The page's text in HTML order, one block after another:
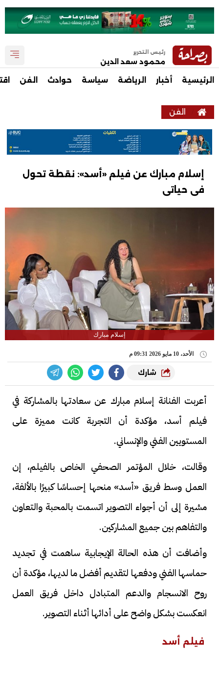
رئيس التحرير
محمود سعد الدين
الرئيسية أخبار الرياضة سياسة حوادث الفن
الفن
إسلام مبارك عن فيلم «أسد»: نقطة تحول
فى حياتى
إسلام مبارك
الأحد، 10 مايو 2026 09:31 م
شارك
أعربت الفنانة إسلام مبارك عن سعادتها بالمشاركة في
فيلم أسد، مؤكدة أن التجربة كانت مميزة على
المستويين الفني والإنساني.
وقالت، خلال المؤتمر الصحفي الخاص بالفيلم، إن
العمل وسط فريق «أسد» منحها إحساسًا كبيرًا بالألفة،
مشيرة إلى أن أجواء التصوير اتسمت بالمحبة والتعاون
والتفاهم بين جميع المشاركين.
وأضافت أن هذه الحالة الإيجابية ساهمت في تجديد
حماسها الفني ودفعها لتقديم أفضل ما لديها، مؤكدة أن
روح الانسجام والدعم المتبادل داخل فريق العمل
انعكست بشكل واضح على أدائها أثناء التصوير.
فيلم أسد